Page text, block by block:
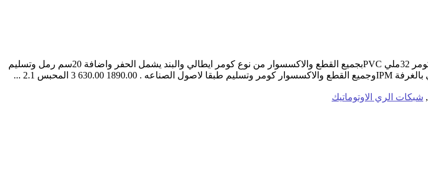
توريد وتركيب شبكات الري الأوتوماتيك م البيان الكمية السعر الاجمالي 1 توريد وتركيب مواسير كومر 32ملي PVCبجميع القطع والاكسسوار من نوع كومر ايطالي والبند يشمل الحفر واضافة 20سم رمل وتسليم
, شبكات الري الاوتوماتيك